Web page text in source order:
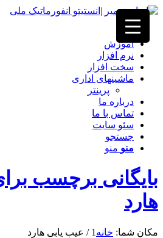
خانه
آموزش
نرم افزار
سخت افزار
ماشینهای اداری
پرینتر
درباره ما
تماس با ما
سئو سایت
جستجو
منو منو
بایگانی برچسب
هارد
مکان شما: خانه 1
/ عیب یابی هارد